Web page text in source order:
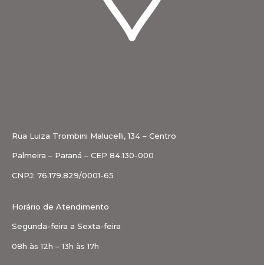
Rua Luiza Trombini Malucelli, 134 – Centro
Palmeira – Paraná – CEP 84.130-000
CNPJ: 76.179.829/0001-65
Horário de Atendimento
Segunda-feira a Sexta-feira
08h às 12h – 13h às 17h